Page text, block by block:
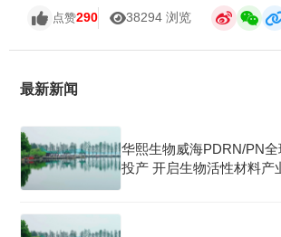
点赞290 38294 浏览
最新新闻
华熙生物威海PDRN/PN
投产 开启生物活性材料产